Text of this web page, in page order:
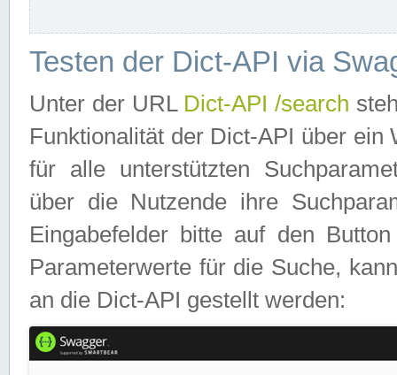
Testen der Dict-API via
Unter der URL Dict-API /search
Funktionalität der Dict-API über
für alle unterstützten
über die Nutzende ihre
Eingabefelder bitte auf den
Parameterwerte für die Suche,
an die Dict-API gestellt werden: